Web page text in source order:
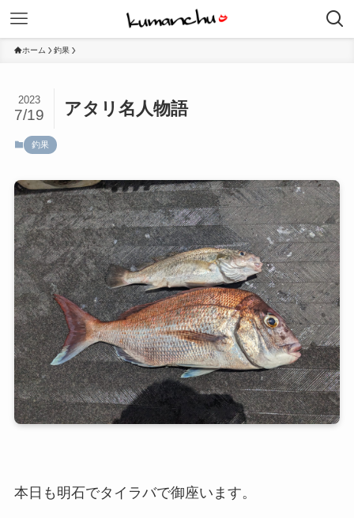
ホーム 釣果
アタリ名人物語
2023
7/19
釣果
本日も明石でタイラバで御座います。